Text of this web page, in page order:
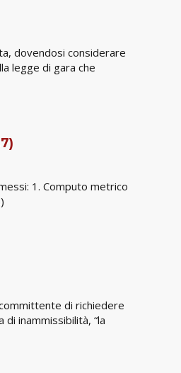
dovendosi considerare
legge di gara che
1. Computo metrico
di richiedere
inammissibilità, “la